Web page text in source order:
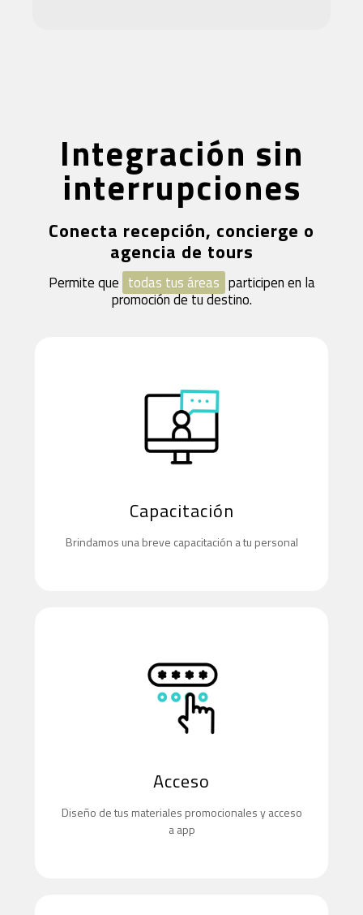
Integración sin
interrupciones
Conecta recepción, concierge o
agencia de tours
Permite que todas tus áreas participen en la
promoción de tu destino.
Capacitación
Brindamos una breve capacitación a tu personal
Acceso
Diseño de tus materiales promocionales y acceso
a app